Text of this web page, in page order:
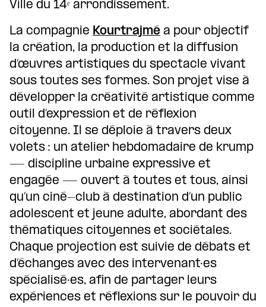
Ville du 14ᵉ arrondissement.
La compagnie Kourtrajmé a pour objectif
la création, la production et la diffusion
d’œuvres artistiques du spectacle vivant
sous toutes ses formes. Son projet vise à
développer la créativité artistique comme
outil d’expression et de réflexion
citoyenne. Il se déploie à travers deux
volets : un atelier hebdomadaire de krump
— discipline urbaine expressive et
engagée — ouvert à toutes et tous, ainsi
qu’un ciné-club à destination d’un public
adolescent et jeune adulte, abordant des
thématiques citoyennes et sociétales.
Chaque projection est suivie de débats et
d’échanges avec des intervenant·es
spécialisé·es, afin de partager leurs
expériences et réflexions sur le pouvoir du